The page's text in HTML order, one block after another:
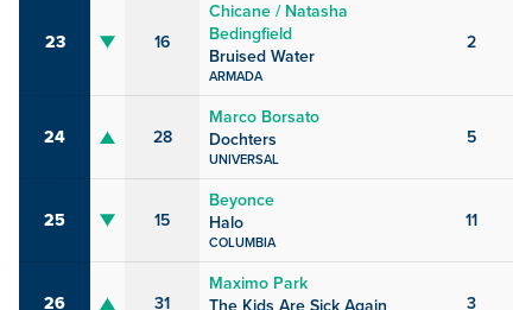
23 16
Chicane / Natasha
Bedingfield
Bruised Water
ARMADA
2
24 28
Marco Borsato
Dochters
UNIVERSAL
5
25 15
Beyonce
Halo
COLUMBIA
11
26 31
Maximo Park
3